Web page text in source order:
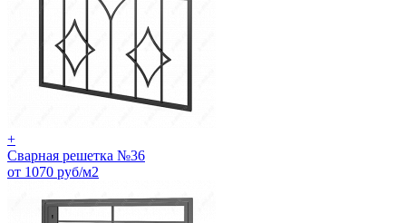
+
Сварная решетка №36
от 1070 руб/м2